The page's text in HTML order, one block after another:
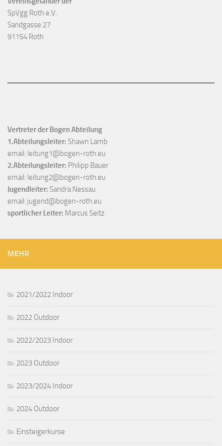
SpVgg Roth e.V.
Sandgasse 27
91154 Roth
Vertreter der Bogen Abteilung
1.Abteilungsleiter: Shawn Lamb
email: leitung1@bogen-roth.eu
2.Abteilungsleiter: Philipp Bauer
email: leitung2@bogen-roth.eu
Jugendleiter: Sandra Nessau
email: jugend@bogen-roth.eu
sportlicher Leiter: Marcus Seitz
MEHR
2021/2022 Indoor
2022 Outdoor
2022/2023 Indoor
2023 Outdoor
2023/2024 Indoor
2024 Outdoor
Einsteigerkurse